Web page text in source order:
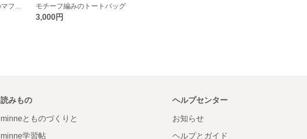
モチーフ編みのトートバッグ
3,000円
読みもの
minneとものづくりと
minne学習帖
ヘルプセンター
お知らせ
ヘルプとガイド